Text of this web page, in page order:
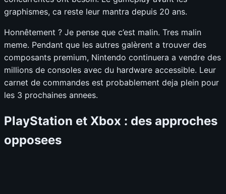
graphismes, ca reste leur mantra depuis 20 ans.
Honnêtement ? Je pense que c’est malin. Tres malin
meme. Pendant que les autres galèrent a trouver des
composants premium, Nintendo continuera a vendre des
millions de consoles avec du hardware accessible. Leur
carnet de commandes est probablement deja plein pour
les 3 prochaines annees.
PlayStation et Xbox : des approches
opposees